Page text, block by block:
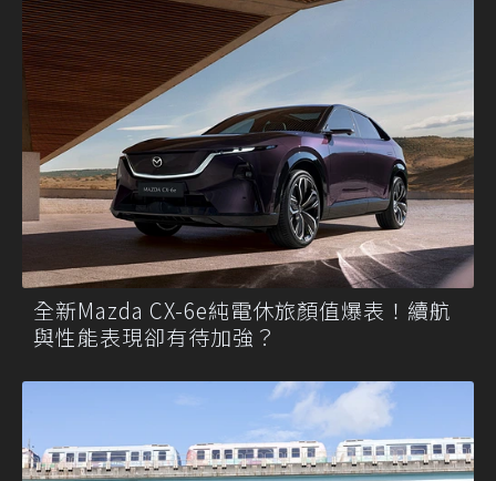
全新Mazda CX-6e純電休旅顏值爆表！續航
與性能表現卻有待加強？